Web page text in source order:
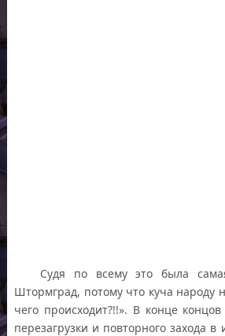
Судя по всему это была
Штормград, потому что куча народу
чего происходит?!!». В конце
перезагрузки и повторного захода в